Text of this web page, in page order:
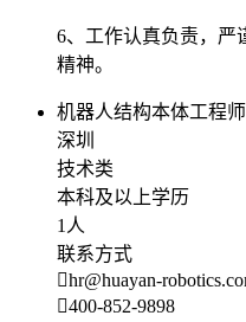
6、工作认真负责，严
精神。
机器人结构本体工程师
深圳
技术类
本科及以上学历
1人
联系方式
hr@huayan-
400-852-9898